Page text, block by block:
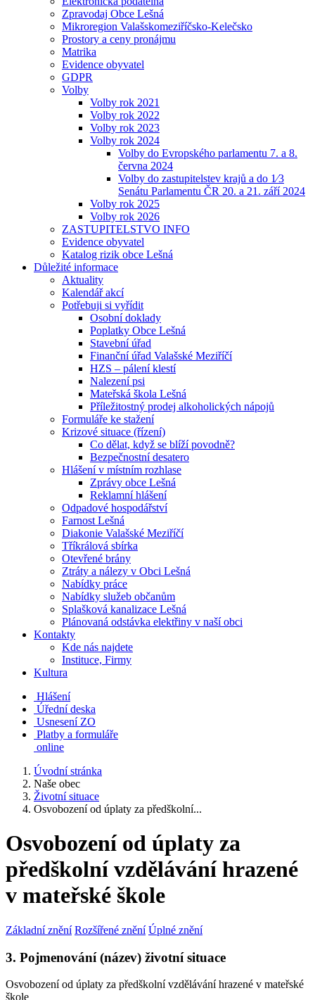
Zpravodaj Obce Lešná
Mikroregion Valašskomeziříčsko-Kelečsko
Prostory a ceny pronájmu
Matrika
Evidence obyvatel
GDPR
Volby
Volby rok 2021
Volby rok 2022
Volby rok 2023
Volby rok 2024
Volby do Evropského parlamentu 7. a 8.
června 2024
Volby do zastupitelstev krajů a do 1⁄3
Senátu Parlamentu ČR 20. a 21. září 2024
Volby rok 2025
Volby rok 2026
ZASTUPITELSTVO INFO
Evidence obyvatel
Katalog rizik obce Lešná
Důležité informace
Aktuality
Kalendář akcí
Potřebuji si vyřídit
Osobní doklady
Poplatky Obce Lešná
Stavební úřad
Finanční úřad Valašské Meziříčí
HZS – pálení klestí
Nalezení psi
Mateřská škola Lešná
Příležitostný prodej alkoholických nápojů
Formuláře ke stažení
Krizové situace (řízení)
Co dělat, když se blíží povodně?
Bezpečnostní desatero
Hlášení v místním rozhlase
Zprávy obce Lešná
Reklamní hlášení
Odpadové hospodářství
Farnost Lešná
Diakonie Valašské Meziříčí
Tříkrálová sbírka
Otevřené brány
Ztráty a nálezy v Obci Lešná
Nabídky práce
Nabídky služeb občanům
Splašková kanalizace Lešná
Plánovaná odstávka elektřiny v naší obci
Kontakty
Kde nás najdete
Instituce, Firmy
Kultura
Hlášení
Úřední deska
Usnesení ZO
Platby a formuláře
online
Úvodní stránka
Naše obec
Životní situace
Osvobození od úplaty za předškolní...
Osvobození od úplaty za
předškolní vzdělávání hrazené
v mateřské škole
Základní znění Rozšířené znění Úplné znění
3. Pojmenování (název) životní situace
Osvobození od úplaty za předškolní vzdělávání hrazené v mateřské
škole